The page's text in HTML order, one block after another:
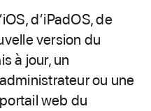
d’iPadOS, de
version du
à jour, un
ou une
web du